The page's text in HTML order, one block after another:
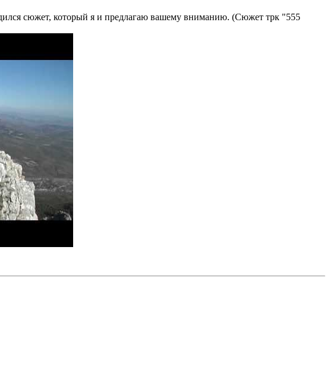
сюжет, который я и предлагаю вашему вниманию. (Сюжет трк "555